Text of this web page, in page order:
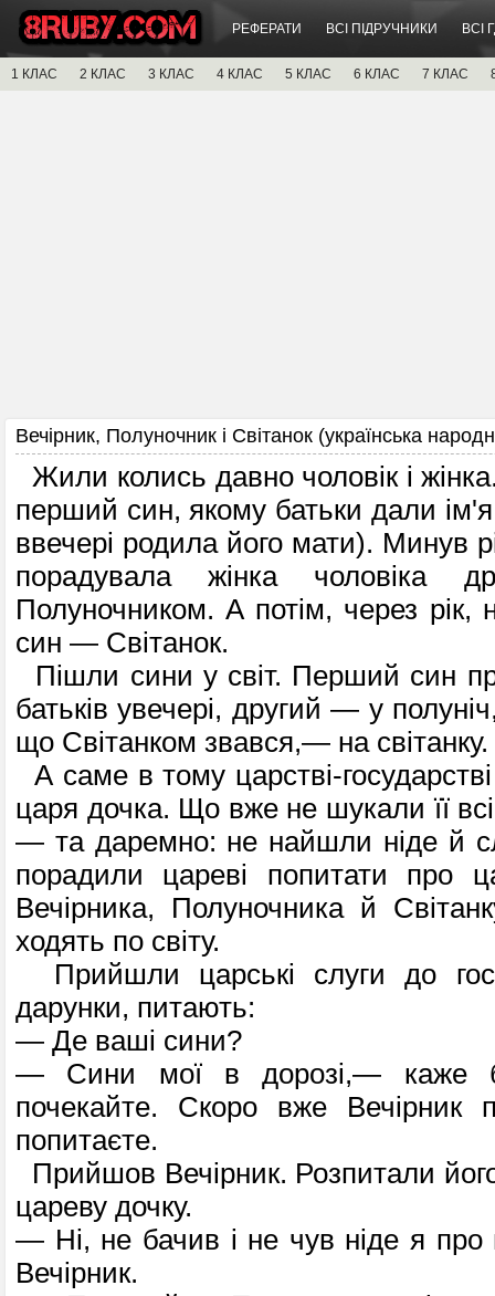
РЕФЕРАТИ ВСІ ПІДРУЧНИКИ ВСІ
1 КЛАС 2 КЛАС 3 КЛАС 4 КЛАС 5 КЛАС 6 КЛАС 7 КЛАС
Вечірник, Полуночник і Світанок (українська
Жили колись давно чоловік і
перший син, якому батьки дали
ввечері родила його мати). Минув
порадувала жінка чоловіка
Полуночником. А потім, через рік,
син — Світанок.
Пішли сини у світ. Перший син
батьків увечері, другий — у
що Світанком звався,— на світанку.
А саме в тому царстві-
царя дочка. Що вже не шукали її
— та даремно: не найшли ніде й
порадили цареві попитати про
Вечірника, Полуночника й
ходять по світу.
Прийшли царські слуги до
дарунки, питають:
— Де ваші сини?
— Сини мої в дорозі,— каже
почекайте. Скоро вже Вечірник
попитаєте.
Прийшов Вечірник. Розпитали
цареву дочку.
— Ні, не бачив і не чув ніде я про
Вечірник.